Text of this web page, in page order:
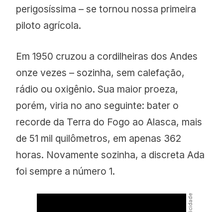
perigosíssima – se tornou nossa primeira
piloto agrícola.
Em 1950 cruzou a cordilheiras dos Andes
onze vezes – sozinha, sem calefação,
rádio ou oxigênio. Sua maior proeza,
porém, viria no ano seguinte: bater o
recorde da Terra do Fogo ao Alasca, mais
de 51 mil quilômetros, em apenas 362
horas. Novamente sozinha, a discreta Ada
foi sempre a número 1.